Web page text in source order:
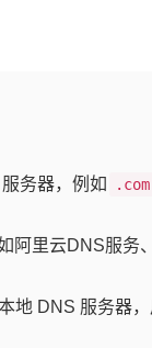
务器，例如 .com
阿里云DNS服务
地 DNS 服务器